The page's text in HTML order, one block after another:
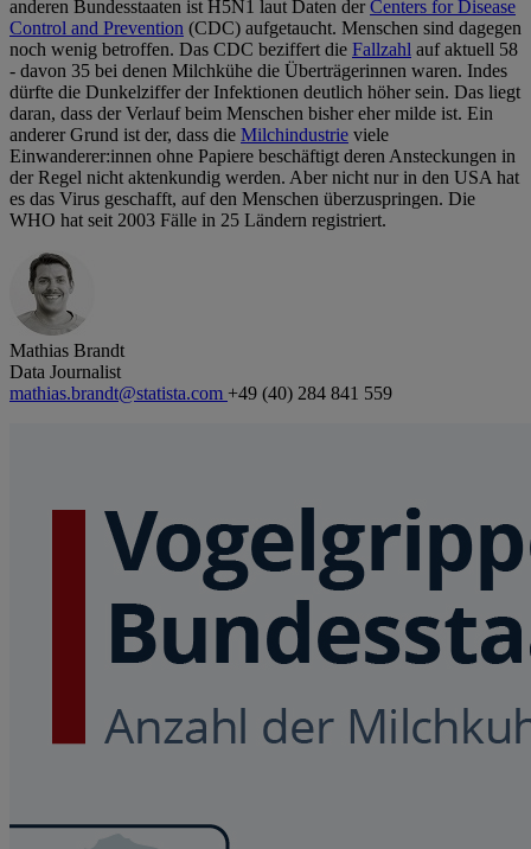
anderen Bundesstaaten ist H5N1 laut Daten derCenters for Disease
Control and Prevention (CDC) aufgetaucht. Menschen sind dagegen
noch wenig betroffen. Das CDC beziffert die Fallzahl auf aktuell 58
- davon 35 bei denen Milchkühe die Überträgerinnen waren. Indes
dürfte die Dunkelziffer der Infektionen deutlich höher sein. Das liegt
daran, dass der Verlauf beim Menschen bisher eher milde ist. Ein
anderer Grund ist der, dass die Milchindustrie viele
Einwanderer:innen ohne Papiere beschäftigt deren Ansteckungen in
der Regel nicht aktenkundig werden. Aber nicht nur in den USA hat
es das Virus geschafft, auf den Menschen überzuspringen. Die
WHO hat seit 2003 Fälle in 25 Ländern registriert.
Mathias Brandt
Data Journalist
mathias.brandt@statista.com +49 (40) 284 841 559